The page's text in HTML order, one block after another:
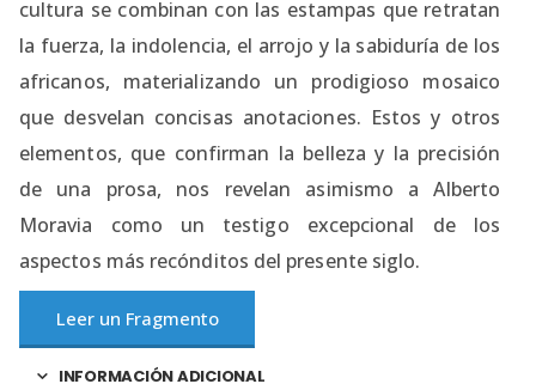
cultura se combinan con las estampas que retratan
la fuerza, la indolencia, el arrojo y la sabiduría de los
africanos, materializando un prodigioso mosaico
que desvelan concisas anotaciones. Estos y otros
elementos, que confirman la belleza y la precisión
de una prosa, nos revelan asimismo a Alberto
Moravia como un testigo excepcional de los
aspectos más recónditos del presente siglo.
Leer un Fragmento
INFORMACIÓN ADICIONAL